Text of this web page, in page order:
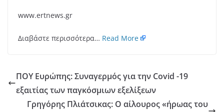
www.ertnews.gr
Διαβάστε περισσότερα… Read More
ΠΟΥ Ευρώπης: Συναγερμός για την Covid -19
εξαιτίας των παγκόσμιων εξελίξεων
Γρηγόρης Πλιάτσικας: Ο αίλουρος «ήρωας του